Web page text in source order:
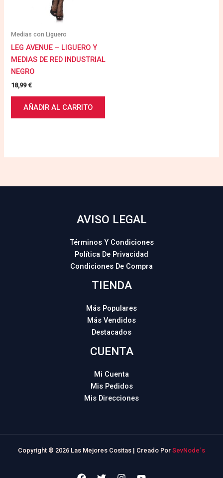
Medias con Liguero
LEG AVENUE – LIGUERO Y
MEDIAS DE RED INDUSTRIAL
NEGRO
18,99€
AÑADIR AL CARRITO
AVISO LEGAL
Términos Y Condiciones
Política De Privacidad
Condiciones De Compra
TIENDA
Más Populares
Más Vendidos
Destacados
CUENTA
Mi Cuenta
Mis Pedidos
Mis Direcciones
Copyright © 2026 Las Mejores Cositas | Creado Por SevNode´s